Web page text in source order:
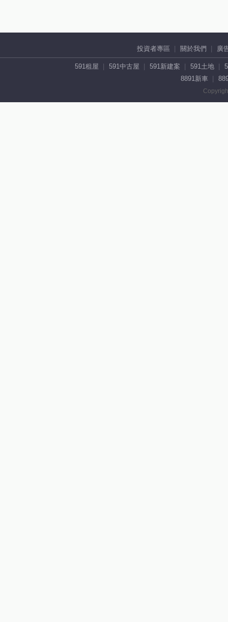
投資者專區 關於我們 廣
591租屋 591中古屋 591新建案 591土地
8891新車